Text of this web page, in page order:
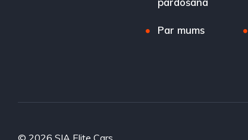
Par mums
© 2026 SIA Elite Cars